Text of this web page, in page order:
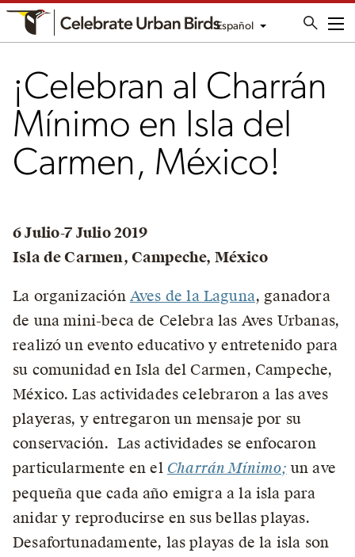
Español
¡Celebran al Charrán
Mínimo en Isla del
Carmen, México!
6 Julio-7 Julio 2019
Isla de Carmen, Campeche, México
La organización Aves de la Laguna, ganadora
de una mini-beca de Celebra las Aves Urbanas,
realizó un evento educativo y entretenido para
su comunidad en Isla del Carmen, Campeche,
México. Las actividades celebraron a las aves
playeras, y entregaron un mensaje por su
conservación. Las actividades se enfocaron
particularmente en el Charrán Mínimo; un ave
pequeña que cada año emigra a la isla para
anidar y reproducirse en sus bellas playas.
Desafortunadamente, las playas de la isla son